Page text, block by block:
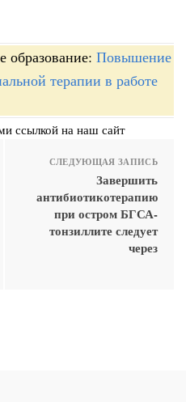
образование: Повышение
терапии в работе
ссылкой на наш сайт
СЛЕДУЮЩАЯ ЗАПИСЬ
Завершить
антибиотикотерапию
при остром БГСА-
тонзиллите следует
через